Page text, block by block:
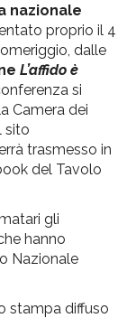
nazionale
proprio il 4
dalle
L’affido è
si
Camera dei
sito
trasmesso in
del Tavolo
gli
hanno
Nazionale
stampa diffuso